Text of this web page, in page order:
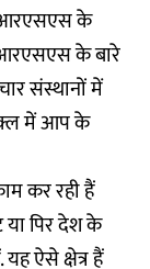
आरएसएस के
के बारे
संस्थानों में
में आप के
कर रही हैं
पिर देश के
ऐसे क्षेत्र हैं